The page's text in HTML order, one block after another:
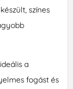
színes
a
fogást és